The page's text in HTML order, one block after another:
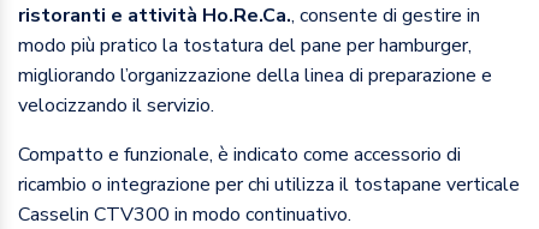
ristoranti e attività Ho.Re.Ca., consente di gestire in
modo più pratico la tostatura del pane per hamburger,
migliorando l’organizzazione della linea di preparazione e
velocizzando il servizio.
Compatto e funzionale, è indicato come accessorio di
ricambio o integrazione per chi utilizza il tostapane verticale
Casselin CTV300 in modo continuativo.